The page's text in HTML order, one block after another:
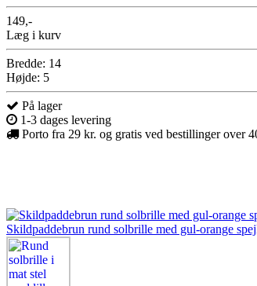
149,-
Læg i kurv
Bredde: 14
Højde: 5
På lager
1-3 dages levering
Porto fra 29 kr. og gratis ved bestillinger over
Skildpaddebrun rund solbrille med gul-orange